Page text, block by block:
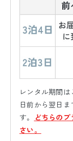
レンタル期間
日前から翌日
す。
どちらの
さい。